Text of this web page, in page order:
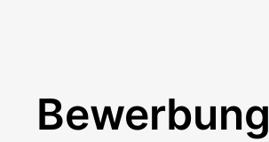
Bewerbung